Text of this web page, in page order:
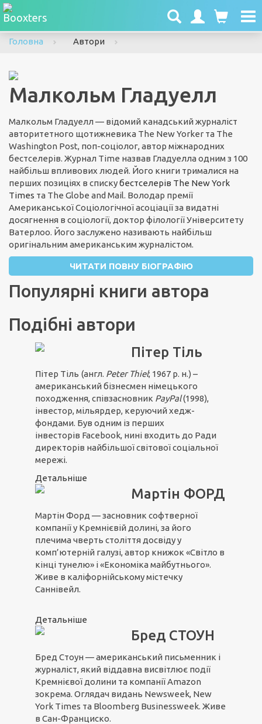
Головна
Автори
Малкольм Гладуелл
Малкольм Гладуелл — відомий канадський журналіст
авторитетного щотижневика The New Yorker та The
Washington Post, поп-соціолог, автор міжнародних
бестселерів. Журнал Time назвав Гладуелла одним з 100
найбільш впливових людей. Його книги трималися на
перших позиціях в спискубестселерів The New York
Times та The Globe and Mail. Володар премії
Американської Соціологічної асоціації за видатні
досягнення в соціології, доктор філології Університету
Ватерлоо. Його заслужено називають найбільш
оригінальним американським журналістом.
ЧИТАТИ ПОВНУ БІОГРАФІЮ
Популярні книги автора
Подібні автори
Пітер Тіль
Пітер Тіль (англ. Peter Thiel; 1967 р. н.) –
американський бізнесмен німецького
походження, співзасновник PayPal(1998),
інвестор, мільярдер, керуючий хедж-
фондами. Був одним із перших
інвесторів Facebook, нині входить до Ради
директорів найбільшої світової соціальної
мережі.
Детальніше
Мартін ФОРД
Мартін Форд — засновник софтверної
компанії у Кремнієвій долині, за його
плечима чверть століття досвіду у
комп’ютерній галузі, автор книжок «Світло в
кінці тунелю» і «Економіка майбутнього».
Живе в каліфорнійському містечку
Саннівейл.
Детальніше
Бред СТОУН
Бред Стоун — американський письменник і
журналіст, який віддавна висвітлює події
Кремнієвої долини та компанії Amazon
зокрема. Оглядач видань Newsweek, New
York Times та Bloomberg Businessweek. Живе
в Сан-Франциско.